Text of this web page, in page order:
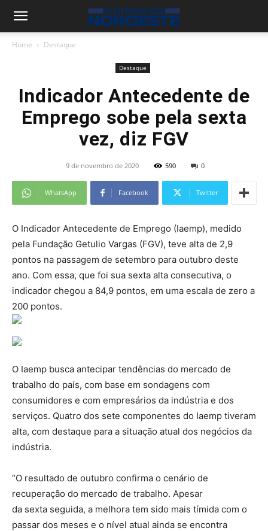
Home Destaque
Destaque
Indicador Antecedente de
Emprego sobe pela sexta
vez, diz FGV
9 de novembro de 2020 590 0
WhatsApp Facebook Twitter
O Indicador Antecedente de Emprego (Iaemp), medido
pela Fundação Getulio Vargas (FGV), teve alta de 2,9
pontos na passagem de setembro para outubro deste
ano. Com essa, que foi sua sexta alta consecutiva, o
indicador chegou a 84,9 pontos, em uma escala de zero a
200 pontos.
O Iaemp busca antecipar tendências do mercado de
trabalho do país, com base em sondagens com
consumidores e com empresários da indústria e dos
serviços. Quatro dos sete componentes do Iaemp tiveram
alta, com destaque para a situação atual dos negócios da
indústria.
“O resultado de outubro confirma o cenário de
recuperação do mercado de trabalho. Apesar
da sexta seguida, a melhora tem sido mais tímida com o
passar dos meses e o nível atual ainda se encontra